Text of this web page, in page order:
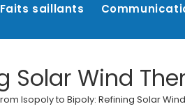
Faits saillants
Solar Wind
Isopoly to Bipoly: Refining Solar